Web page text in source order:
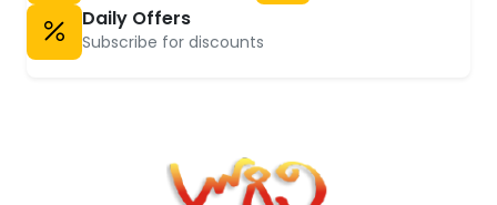
Daily Offers
Subscribe for discounts